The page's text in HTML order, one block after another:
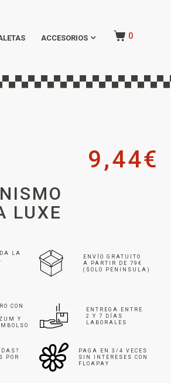
ACCESORIOS 0
9,44€
LUXE
LA
ENVÍO GRATUITO
A PARTIR DE 79€
(SOLO PENINSULA)
CON
Y
ENTREGA ENTRE
2 Y 7 DÍAS
LABORALES
POR
PAGA EN 3/4 VECES
SIN INTERESES CON
FLOAPAY